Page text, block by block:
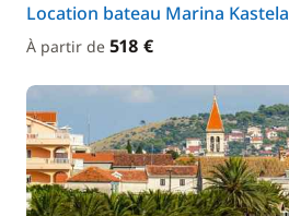
Location bateau Marina Kastela
À partir de 518 €